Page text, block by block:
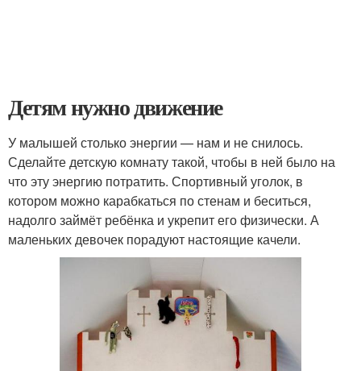
Детям нужно движение
У малышей столько энергии — нам и не снилось.
Сделайте детскую комнату такой, чтобы в ней было на
что эту энергию потратить. Спортивный уголок, в
котором можно карабкаться по стенам и беситься,
надолго займёт ребёнка и укрепит его физически. А
маленьких девочек порадуют настоящие качели.